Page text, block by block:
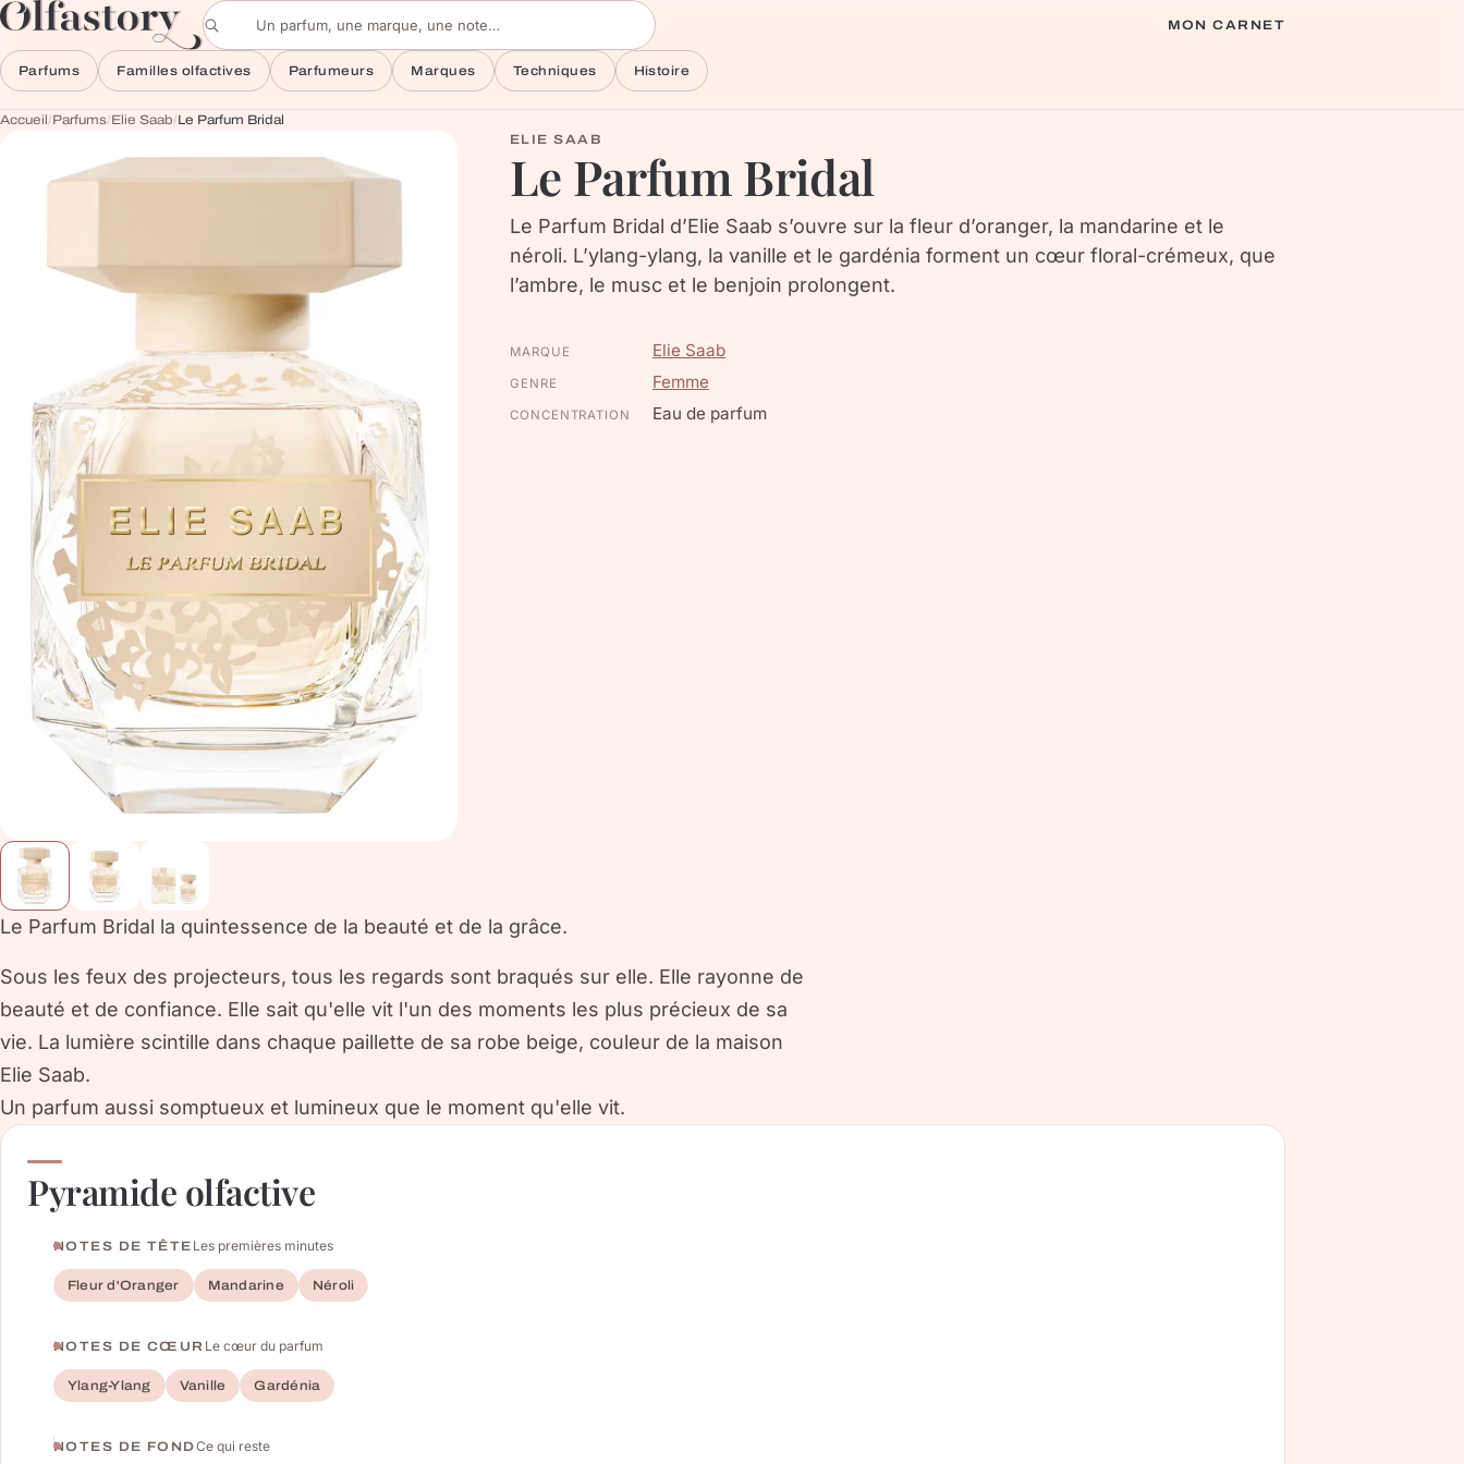
Aller au contenu
Rechercher un parfum
MON CARNET
Parfums Familles olfactives Parfumeurs Marques Techniques Histoire
Accueil/Parfums/Elie Saab/Le Parfum Bridal
ELIE SAAB
Le Parfum Bridal
Le Parfum Bridal d’Elie Saab s’ouvre sur la fleur d’oranger, la mandarine et le
néroli. L’ylang-ylang, la vanille et le gardénia forment un cœur floral-crémeux, que
l’ambre, le musc et le benjoin prolongent.
MARQUE Elie Saab
GENRE Femme
CONCENTRATION Eau de parfum
Le Parfum Bridal la quintessence de la beauté et de la grâce.
Sous les feux des projecteurs, tous les regards sont braqués sur elle. Elle rayonne de
beauté et de confiance. Elle sait qu'elle vit l'un des moments les plus précieux de sa
vie. La lumière scintille dans chaque paillette de sa robe beige, couleur de la maison
Elie Saab.
Un parfum aussi somptueux et lumineux que le moment qu'elle vit.
Pyramide olfactive
NOTES DE TÊTE Les premières minutes
Fleur d'Oranger Mandarine Néroli
NOTES DE CŒUR Le cœur du parfum
Ylang-Ylang Vanille Gardénia
NOTES DE FONDCe qui reste